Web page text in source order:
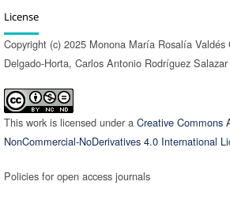
License
Copyright (c) 2025 Monona María Rosalía
Delgado-Horta, Carlos Antonio Rodríguez Salazar
This work is licensed under a Creative Commons
NonCommercial-NoDerivatives 4.0 International
Policies for open access journals